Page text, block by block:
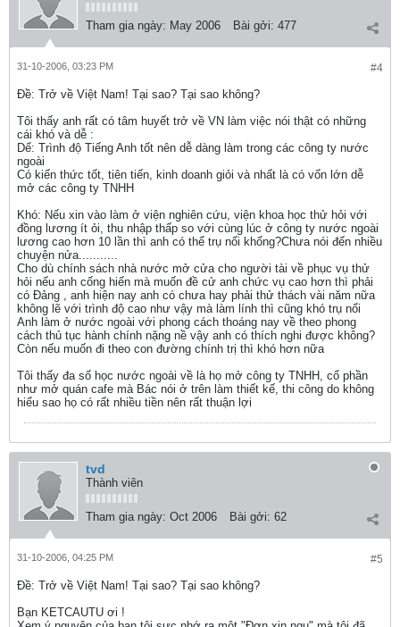
Tham gia ngày: May 2006 Bài gởi: 477
#4
31-10-2006, 03:23 PM
Ðề: Trở về Việt Nam! Tại sao? Tại sao không?
Tôi thấy anh rất có tâm huyết trở về VN làm việc nói thật có những
cái khó và dễ :
Dể: Trình độ Tiếng Anh tốt nên dễ dàng làm trong các công ty nước
ngoài
Có kiến thức tốt, tiên tiến, kinh doanh giỏi và nhất là có vốn lớn dễ
mở các công ty TNHH
Khó: Nếu xin vào làm ở viện nghiên cứu, viện khoa học thử hỏi với
đồng lương ít ỏi, thu nhập thấp so với cùng lúc ở công ty nước ngoài
lương cao hơn 10 lần thì anh có thể trụ nổi khổng?Chưa nói đến nhiều
chuyện nửa...........
Cho dù chính sách nhà nước mở cửa cho người tài về phục vụ thử
hỏi nếu anh cống hiến mà muốn đề cử anh chức vụ cao hơn thì phải
có Đảng , anh hiện nay anh có chưa hay phải thử thách vài năm nữa
không lẽ với trình độ cao như vậy mà làm lính thì cũng khó trụ nổi
Anh làm ở nước ngoài với phong cách thoáng nay về theo phong
cách thủ tục hành chính nặng nề vậy anh có thích nghi được không?
Còn nếu muốn đi theo con đường chính trị thì khó hơn nữa
Tôi thấy đa số học nước ngoài về là họ mở công ty TNHH, cổ phần
như mở quán cafe mà Bác nói ở trên làm thiết kế, thi công do không
hiểu sao họ có rất nhiều tiền nên rất thuận lợi
tvd
Thành viên
Tham gia ngày: Oct 2006 Bài gởi: 62
#5
31-10-2006, 04:25 PM
Ðề: Trở về Việt Nam! Tại sao? Tại sao không?
Bạn KETCAUTU ơi !